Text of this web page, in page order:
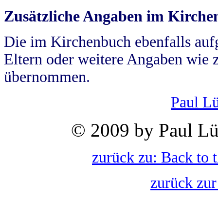
Zusätzliche Angaben im
Die im Kirchenbuch ebenfalls
Eltern oder weitere Angaben wie
übernommen.
Paul
© 2009 by Paul
zurück zu: Back to
zurück